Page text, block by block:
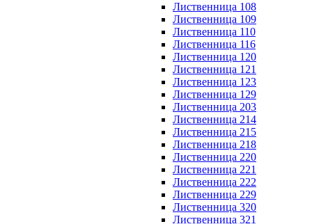
Лиственница 108
Лиственница 109
Лиственница 110
Лиственница 116
Лиственница 120
Лиственница 121
Лиственница 123
Лиственница 129
Лиственница 203
Лиственница 214
Лиственница 215
Лиственница 218
Лиственница 220
Лиственница 221
Лиственница 222
Лиственница 229
Лиственница 320
Лиственница 321